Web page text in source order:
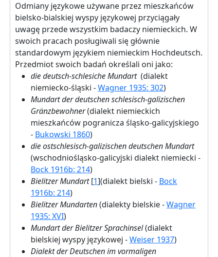
Odmiany językowe używane przez mieszkańców
bielsko-bialskiej wyspy językowej przyciągały
uwagę przede wszystkim badaczy niemieckich. W
swoich pracach posługiwali się głównie
standardowym językiem niemieckim Hochdeutsch.
Przedmiot swoich badań określali oni jako:
die deutsch-schlesiche Mundart (dialekt
niemiecko-śląski -Wagner 1935: 302)
Mundart der deutschen schlesisch-galizischen
Gränzbewohner(dialekt niemieckich
mieszkańców pogranicza śląsko-galicyjskiego
- Bukowski 1860)
die ostschlesisch-galizischen deutschen Mundart
(wschodniośląsko-galicyjski dialekt niemiecki -
Bock 1916b: 214)
Bielitzer Mundart[1](dialekt bielski - Bock
1916b: 214)
Bielitzer Mundarten(dialekty bielskie -Wagner
1935: XVI)
Mundart der Bielitzer Sprachinsel(dialekt
bielskiej wyspy językowej -Weiser 1937)
Dialekt der Deutschen im vormaligen